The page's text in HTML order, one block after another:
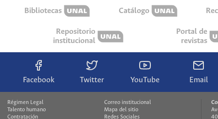
Bibliotecas Catálogo
Repositorio
institucional
Portal de
revistas
Facebook Twitter YouTube Email
Régimen Legal
Talento humano
Contratación
Correo institucional
Mapa del sitio
Redes Sociales